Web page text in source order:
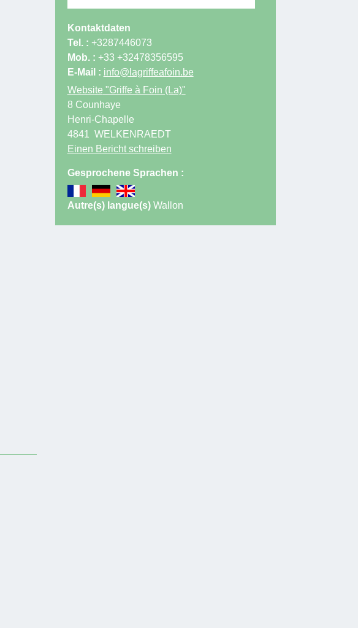
Kontaktdaten
Tel. : +3287446073
Mob. : +33 +32478356595
E-Mail : info@lagriffeafoin.be
Website "Griffe à Foin (La)"
8 Counhaye
Henri-Chapelle
4841
WELKENRAEDT
Einen Bericht schreiben
Gesprochene Sprachen :
Autre(s) langue(s) Wallon